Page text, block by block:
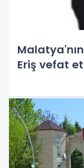
Eriş vefat